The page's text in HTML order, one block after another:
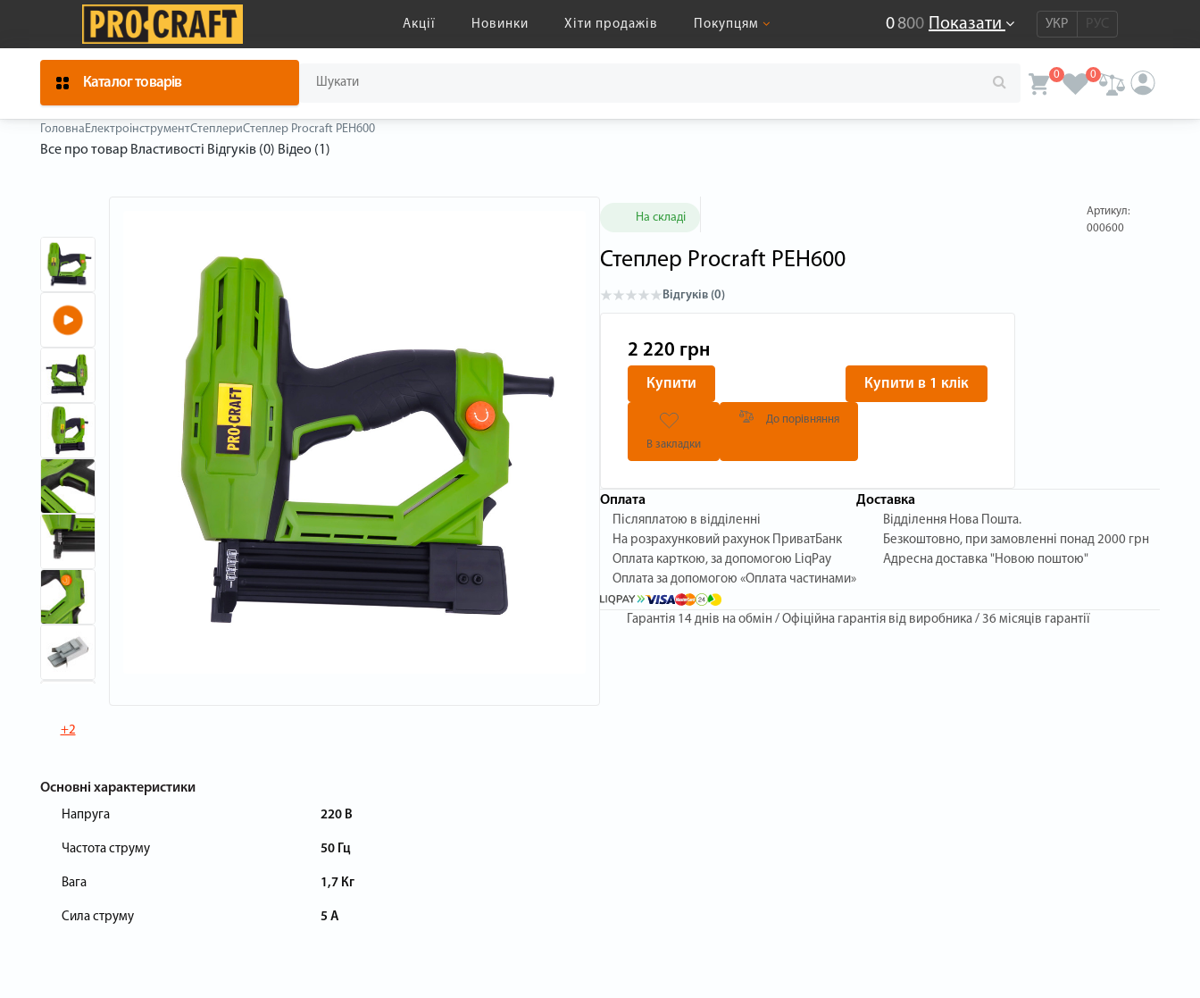
Акції Новинки Хіти продажів Покупцям 0800 Показати УКР РУС
Каталог товарів
0 0
ГоловнаЕлектроінструментСтеплериСтеплер Procraft PEH600
Все про товар Властивості Відгуків (0) Відео (1)
+2
Основні характеристики
Напруга 220 В
Частота струму 50 Гц
Вага 1,7 Кг
Сила струму 5 А
На складі
Артикул:
000600
Степлер Procraft PEH600
Відгуків (0)
2 220 грн
Купити Купити в 1 клік
В закладки
До порівняння
Оплата
Післяплатою в відділенні
На розрахунковий рахунок ПриватБанк
Оплата карткою, за допомогою LiqPay
Оплата за допомогою «Оплата частинами»
Доставка
Відділення Нова Пошта.
Безкоштовно, при замовленні понад 2000 грн
Адресна доставка "Новою поштою"
Гарантія 14 днів на обмін / Офіційна гарантія від виробника / 36 місяців гарантії